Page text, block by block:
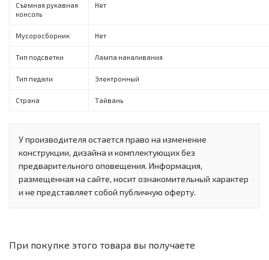
Съемная рукавная
консоль
Нет
Мусоросборник Нет
Тип подсветки Лампа накаливания
Тип педали Электронный
Страна Тайвань
У производителя остается право на изменение
конструкции, дизайна и комплектующих без
предварительного оповещения. Информация,
размещенная на сайте, носит ознакомительный характер
и не представляет собой публичную оферту.
При покупке этого товара вы получаете